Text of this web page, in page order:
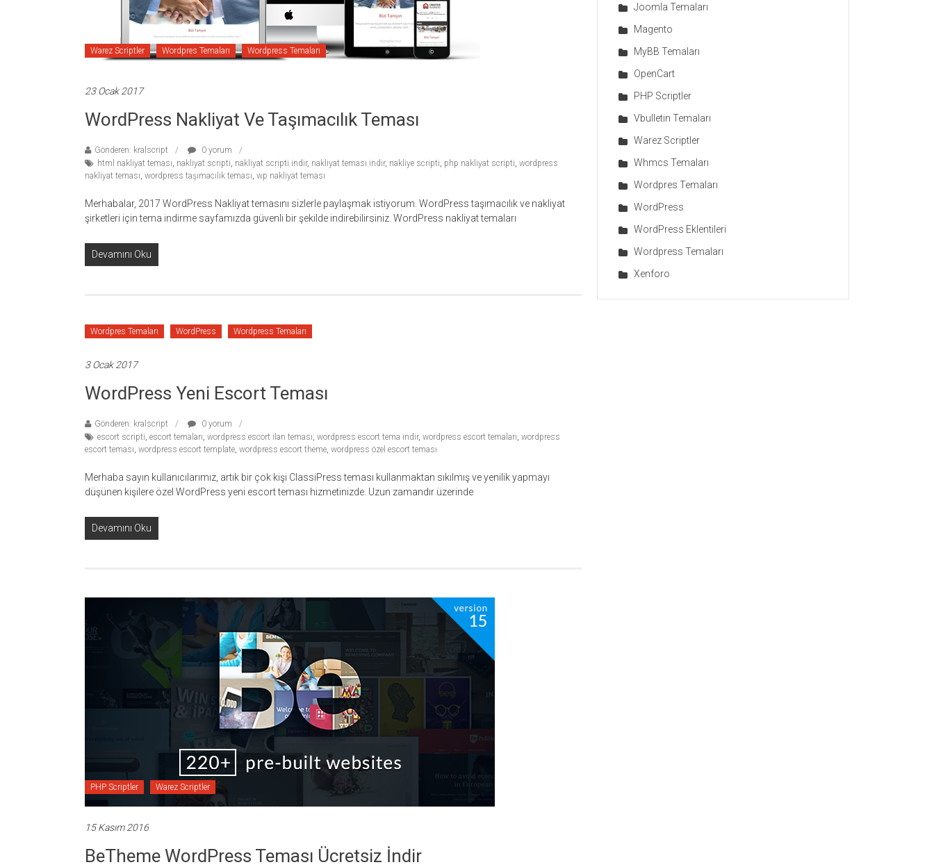
Warez Scriptler Wordpres Temaları Wordpress Temaları
23 Ocak 2017
WordPress Nakliyat Ve Taşımacılık Teması
Gönderen: kralscript
0 yorum
html nakliyat teması, nakliyat scripti, nakliyat scripti indir, nakliyat teması indir, nakliye scripti, php nakliyat scripti, wordpress
nakliyat teması, wordpress taşımacılık teması, wp nakliyat teması
Merhabalar, 2017 WordPress Nakliyat temasını sizlerle paylaşmak istiyorum. WordPress taşımacılık ve nakliyat
şirketleri için tema indirme sayfamızda güvenli bir şekilde indirebilirsiniz. WordPress nakliyat temaları
Devamını Oku
Wordpres Temaları WordPress Wordpress Temaları
3 Ocak 2017
WordPress Yeni Escort Teması
Gönderen: kralscript
0 yorum
escort scripti, escort temaları, wordpress escort ilan teması, wordpress escort tema indir, wordpress escort temaları, wordpress
escort teması, wordpress escort template, wordpress escort theme, wordpress özel escort teması
Merhaba sayın kullanıcılarımız, artık bir çok kişi ClassiPress teması kullanmaktan sıkılmış ve yenilik yapmayı
düşünen kişilere özel WordPress yeni escort teması hizmetinizde. Uzun zamandır üzerinde
Devamını Oku
PHP Scriptler Warez Scriptler
15 Kasım 2016
BeTheme WordPress Teması Ücretsiz İndir
Joomla Temaları
Magento
MyBB Temaları
OpenCart
PHP Scriptler
Vbulletin Temaları
Warez Scriptler
Whmcs Temaları
Wordpres Temaları
WordPress
WordPress Eklentileri
Wordpress Temaları
Xenforo